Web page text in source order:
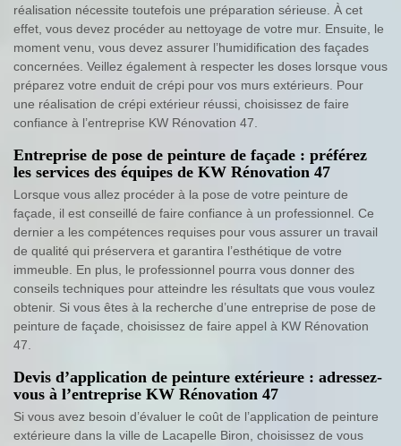
réalisation nécessite toutefois une préparation sérieuse. À cet
effet, vous devez procéder au nettoyage de votre mur. Ensuite, le
moment venu, vous devez assurer l’humidification des façades
concernées. Veillez également à respecter les doses lorsque vous
préparez votre enduit de crépi pour vos murs extérieurs. Pour
une réalisation de crépi extérieur réussi, choisissez de faire
confiance à l’entreprise KW Rénovation 47.
Entreprise de pose de peinture de façade : préférez
les services des équipes de KW Rénovation 47
Lorsque vous allez procéder à la pose de votre peinture de
façade, il est conseillé de faire confiance à un professionnel. Ce
dernier a les compétences requises pour vous assurer un travail
de qualité qui préservera et garantira l’esthétique de votre
immeuble. En plus, le professionnel pourra vous donner des
conseils techniques pour atteindre les résultats que vous voulez
obtenir. Si vous êtes à la recherche d’une entreprise de pose de
peinture de façade, choisissez de faire appel à KW Rénovation
47.
Devis d’application de peinture extérieure : adressez-
vous à l’entreprise KW Rénovation 47
Si vous avez besoin d’évaluer le coût de l’application de peinture
extérieure dans la ville de Lacapelle Biron, choisissez de vous